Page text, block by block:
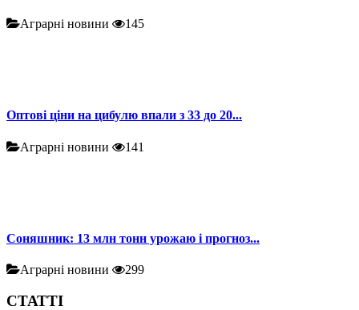
Аграрні новини 145
Оптові ціни на цибулю впали з 33 до 20...
Аграрні новини 141
Соняшник: 13 млн тонн урожаю і прогноз...
Аграрні новини 299
СТАТТІ